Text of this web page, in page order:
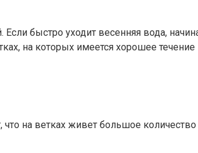
быстро уходит весенняя вода,
на которых имеется хорошее
на ветках живет большое